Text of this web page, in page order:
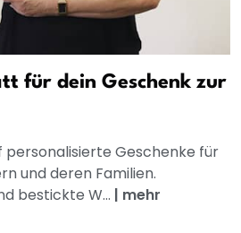
für dein Geschenk zur
personalisierte Geschenke für
und deren Familien.
bestickte W... | mehr